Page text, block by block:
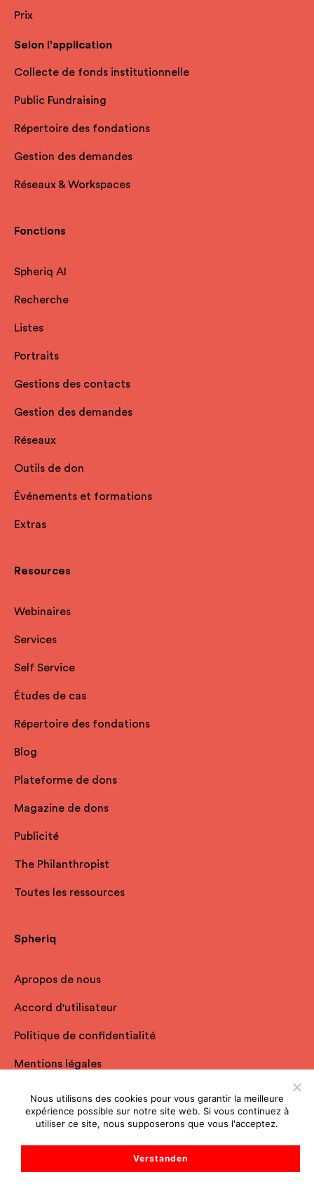
Prix
Selon l'application
Collecte de fonds institutionnelle
Public Fundraising
Répertoire des fondations
Gestion des demandes
Réseaux & Workspaces
Fonctions
Spheriq AI
Recherche
Listes
Portraits
Gestions des contacts
Gestion des demandes
Réseaux
Outils de don
Événements et formations
Extras
Resources
Webinaires
Services
Self Service
Études de cas
Répertoire des fondations
Blog
Plateforme de dons
Magazine de dons
Publicité
The Philanthropist
Toutes les ressources
Spheriq
Apropos de nous
Accord d'utilisateur
Politique de confidentialité
Mentions légales
Nous contacter
Nous utilisons des cookies pour vous garantir la meilleure
expérience possible sur notre site web. Si vous continuez à
utiliser ce site, nous supposerons que vous l'acceptez.
Verstanden